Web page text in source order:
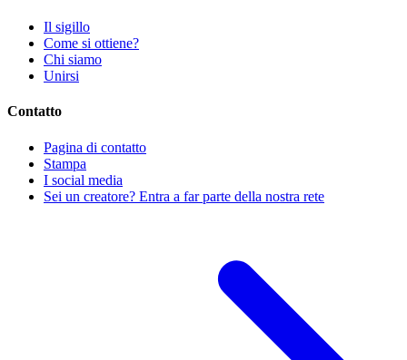
Il sigillo
Come si ottiene?
Chi siamo
Unirsi
Contatto
Pagina di contatto
Stampa
I social media
Sei un creatore? Entra a far parte della nostra rete